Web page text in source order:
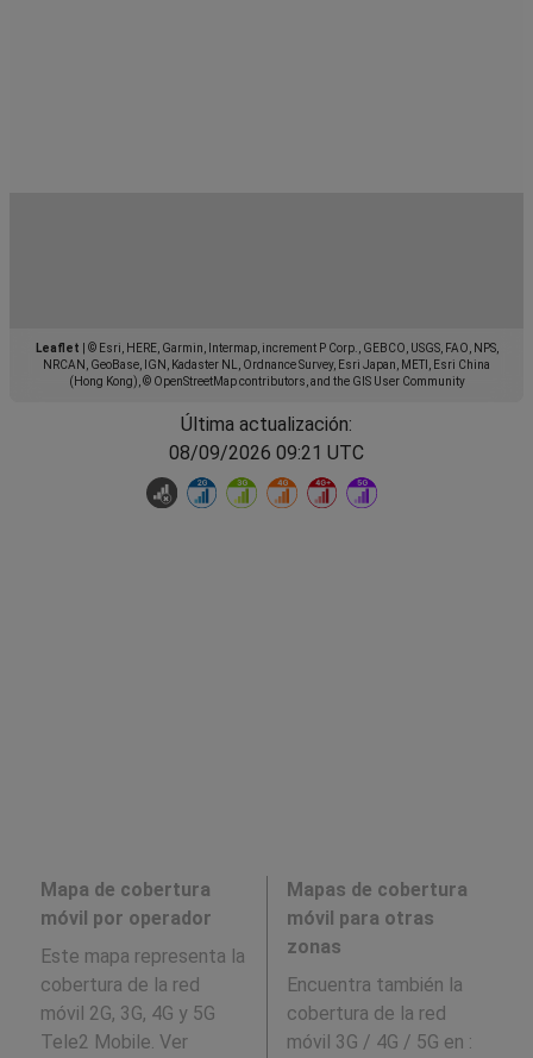
Leaflet
© Esri, HERE, Garmin, Intermap, increment P Corp., GEBCO, USGS, FAO, NPS,
NRCAN, GeoBase, IGN, Kadaster NL, Ordnance Survey, Esri Japan, METI, Esri China
(Hong Kong), © OpenStreetMap contributors, and the GIS User Community
Última actualización:
08/09/2026 09:21 UTC
Mapa de cobertura
móvil por operador
Este mapa representa la
cobertura de la red
móvil 2G, 3G, 4G y 5G
Tele2 Mobile. Ver
Mapas de cobertura
móvil para otras
zonas
Encuentra también la
cobertura de la red
móvil 3G / 4G / 5G en :